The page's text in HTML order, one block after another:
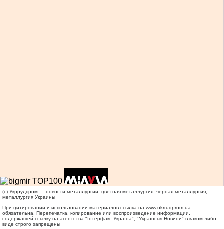
(c) Укррудпром — новости металлургии: цветная металлургия, черная металлургия,
металлургия Украины
При цитировании и использовании материалов ссылка на www.ukrrudprom.ua
обязательна. Перепечатка, копирование или воспроизведение информации,
содержащей ссылку на агентства "Iнтерфакс-Україна", "Українськi Новини" в каком-либо
виде строго запрещены